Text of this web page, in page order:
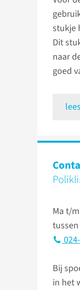
stukje
Dit
naar
goed
Ma t/
tussen
Bij
in het